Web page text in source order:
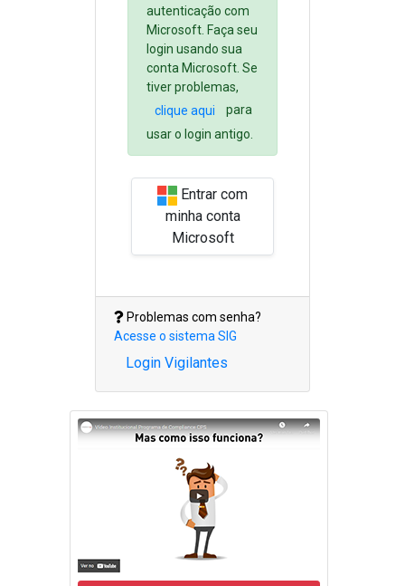
autenticação com
Microsoft. Faça seu
login usando sua
conta Microsoft. Se
tiver problemas,
clique aqui
para
usar o login antigo.
Entrar com
minha conta
Microsoft
Problemas com senha?
Acesse o sistema SIG
Login Vigilantes